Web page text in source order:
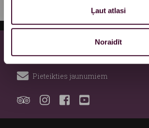
Ļaut atlasi
Noraidīt
Privātuma politika
Biežāk uzdotie jautājumi
Pieteikties jaunumiem